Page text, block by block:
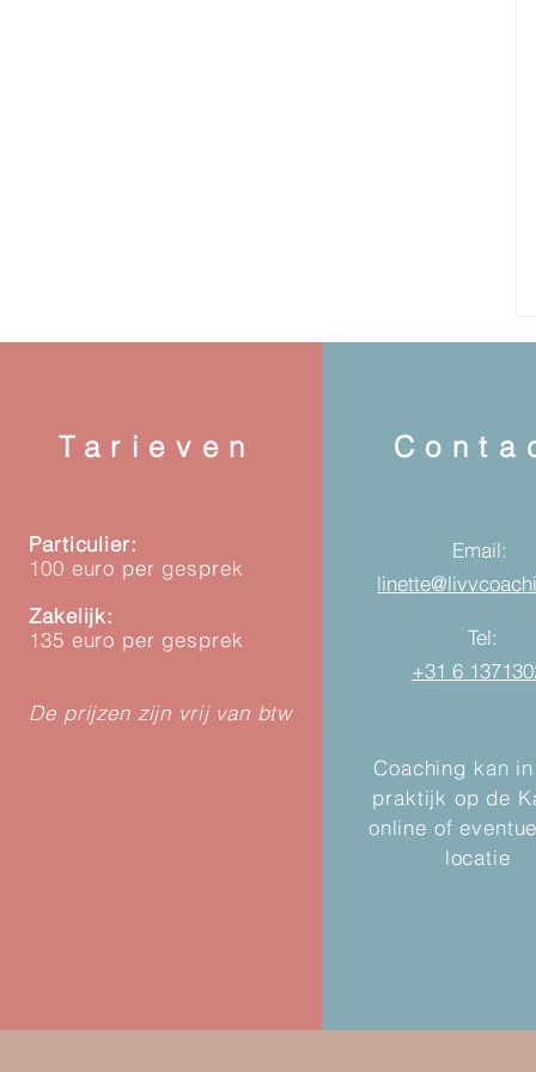
Tarieven
Particulier:
100 euro per gesprek
Zakelijk:
135 euro per gesprek
De prijzen zijn vrij van btw
Email:
Tel:
+31 6
Coaching kan
praktijk op de
online of
locatie